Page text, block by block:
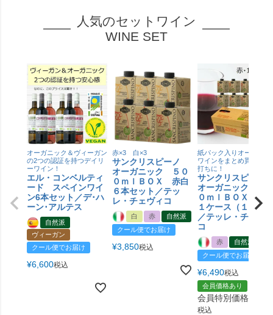
人気のセットワイン
WINE SET
オーガニック＆ヴィーガン
の2つの認証を持つデイリ
ーワイン！
エル・コンベルティ
ード スペインワイ
ン6本セット／デ･ハ
ーン･アルテス
自然派
ヴィーガン
クール便でお届け
¥6,600税込
赤×3 白×3
サンクリスピーノ
オーガニック ５０
０ｍｌＢＯＸ 赤白
６本セット／テッ
レ・チェヴィコ
白 赤
自然派
クール便でお届け
¥3,850税込
紙パック入りオーガニッ
ワインをまとめ買いでお
打ちに！
サンクリスピー
オーガニック ５
０ｍｌＢＯＸ
１ケース（１０本
／テッレ・チェヴ
コ
赤
自然派
クール便でお届け
¥6,490税込
会員価格あり
会員特別価格
税込